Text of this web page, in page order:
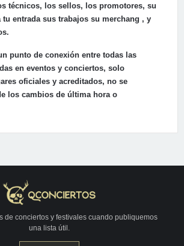
técnicos, los sellos, los promotores, su
entrada sus trabajos su merchang , y
punto de conexión entre todas las
en eventos y conciertos, solo
oficiales y acreditados, no se
los cambios de última hora o
de conciertos y festivales cuando publiquemos
una lista útil.